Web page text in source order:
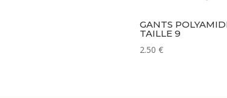
GANTS
TAILLE 9
2.50 €